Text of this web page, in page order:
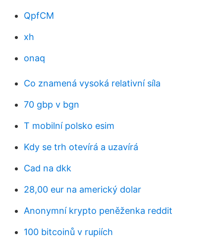
QpfCM
xh
onaq
Co znamená vysoká relativní síla
70 gbp v bgn
T mobilní polsko esim
Kdy se trh otevírá a uzavírá
Cad na dkk
28,00 eur na americký dolar
Anonymní krypto peněženka reddit
100 bitcoinů v rupiích